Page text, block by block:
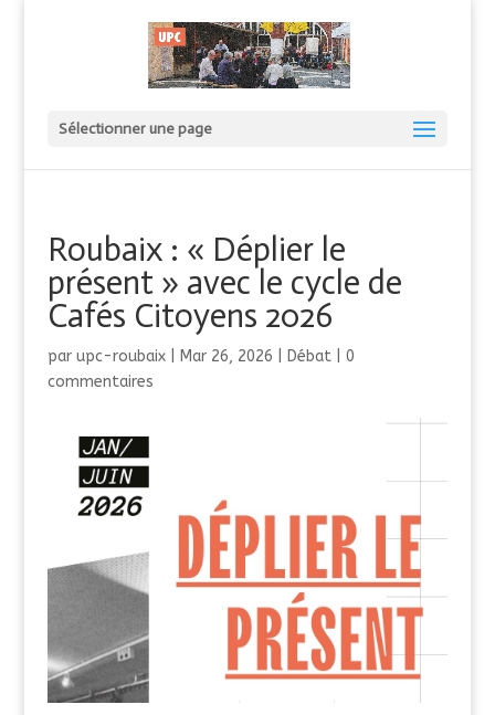
Sélectionner une page
Roubaix : « Déplier le
présent » avec le cycle de
Cafés Citoyens 2026
par upc-roubaix| Mar 26, 2026 Débat| 0
commentaires